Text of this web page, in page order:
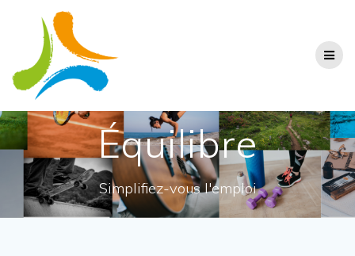
Équilibre
Simplifiez-vous l'emploi